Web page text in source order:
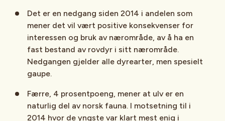
Det er en nedgang siden 2014 i andelen som
mener det vil vært positive konsekvenser for
interessen og bruk av nærområde, av å ha en
fast bestand av rovdyr i sitt nærområde.
Nedgangen gjelder alle dyrearter, men spesielt
gaupe.
Færre, 4 prosentpoeng, mener at ulv er en
naturlig del av norsk fauna. I motsetning til i
2014 hvor de yngste var klart mest enig i